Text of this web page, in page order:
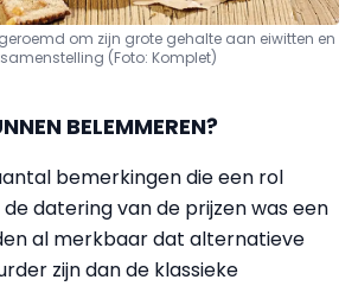
om zijn grote gehalte aan eiwitten en
(Foto: Komplet)
BELEMMEREN?
bemerkingen die een rol
datering van de prijzen was een
al merkbaar dat alternatieve
zijn dan de klassieke